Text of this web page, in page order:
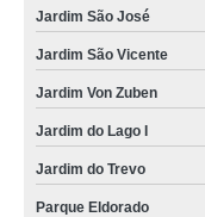
Jardim São José
Jardim São Vicente
Jardim Von Zuben
Jardim do Lago I
Jardim do Trevo
Parque Eldorado